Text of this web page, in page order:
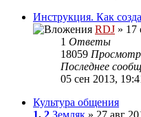
Инструкция. Как
RDJ » 17
1 Ответы
18059
Последнее
05 сен 2013,
Культура общения
1, 2 Земляк » 27 авг